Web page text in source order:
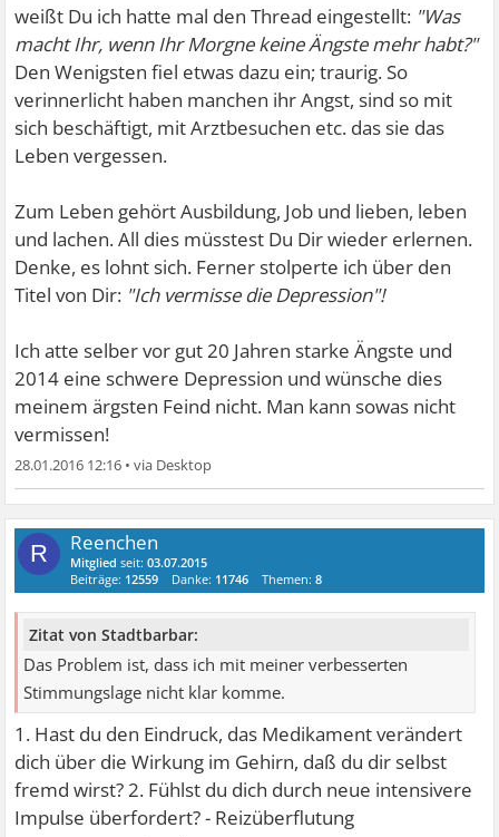
weißt Du ich hatte mal den Thread eingestellt: "Was
macht Ihr, wenn Ihr Morgne keine Ängste mehr habt?"
Den Wenigsten fiel etwas dazu ein; traurig. So
verinnerlicht haben manchen ihr Angst, sind so mit
sich beschäftigt, mit Arztbesuchen etc. das sie das
Leben vergessen.
Zum Leben gehört Ausbildung, Job und lieben, leben
und lachen. All dies müsstest Du Dir wieder erlernen.
Denke, es lohnt sich. Ferner stolperte ich über den
Titel von Dir: "Ich vermisse die Depression"!
Ich atte selber vor gut 20 Jahren starke Ängste und
2014 eine schwere Depression und wünsche dies
meinem ärgsten Feind nicht. Man kann sowas nicht
vermissen!
28.01.2016 12:16 •
R Reenchen
Mitglied seit:03.07.2015
Beiträge: 12559 Danke: 11746 Themen:8
Zitat von Stadtbarbar:
Das Problem ist, dass ich mit meiner verbesserten
Stimmungslage nicht klar komme.
1. Hast du den Eindruck, das Medikament verändert
dich über die Wirkung im Gehirn, daß du dir selbst
fremd wirst? 2. Fühlst du dich durch neue intensivere
Impulse überfordert? - Reizüberflutung